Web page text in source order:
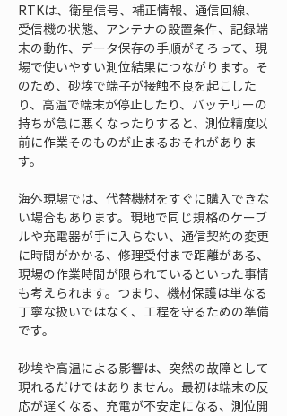
RTKは、衛星信号、補正情報、通信回線、
受信機の状態、アンテナの設置条件、記録端
末の動作、データ保存の手順がそろって、現
場で使いやすい測位結果につながります。そ
のため、砂埃で端子が接触不良を起こした
り、高温で端末が停止したり、バッテリーの
持ちが急に悪くなったりすると、測位精度以
前に作業そのものが止まるおそれがありま
す。
海外現場では、代替機材をすぐに購入できな
い場合もあります。現地で同じ規格のケーブ
ルや充電器が手に入らない、通信契約の変更
に時間がかかる、修理受付まで距離がある、
現場の作業時間が限られているといった事情
も考えられます。つまり、機材保護は単なる
丁寧な扱いではなく、工程を守るための準備
です。
砂埃や高温による影響は、突然の故障として
現れるだけではありません。最初は端末の反
応が遅くなる、充電が不安定になる、測位開